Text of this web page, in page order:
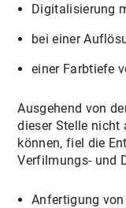
Digitalisierung
bei einer
einer Farbtiefe
Ausgehend von
dieser Stelle nicht
können, fiel die
Verfilmungs- und
Anfertigung